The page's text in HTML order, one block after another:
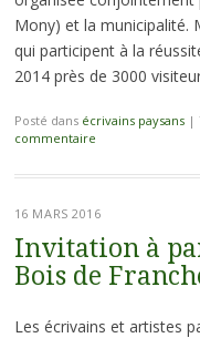
Mony) et la municipalité.
qui participent à la
2014 près de 3000
Posté dans écrivains paysans |
commentaire
16 MARS 2016
Invitation à
Bois de
Les écrivains et artistes